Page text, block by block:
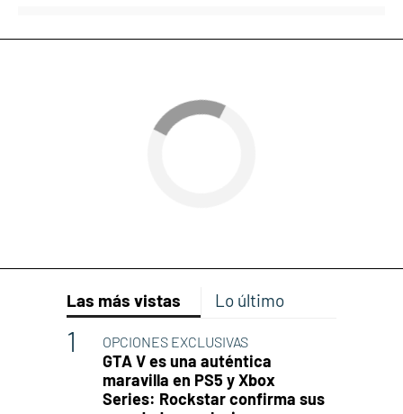
Las más vistas Lo último
OPCIONES EXCLUSIVAS
GTA V es una auténtica
maravilla en PS5 y Xbox
Series: Rockstar confirma sus